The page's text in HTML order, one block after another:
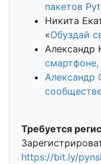
пакетов
Никита
«Обуздай
Александр
смартфоне,
Александр
Требуется
https://bit.ly/